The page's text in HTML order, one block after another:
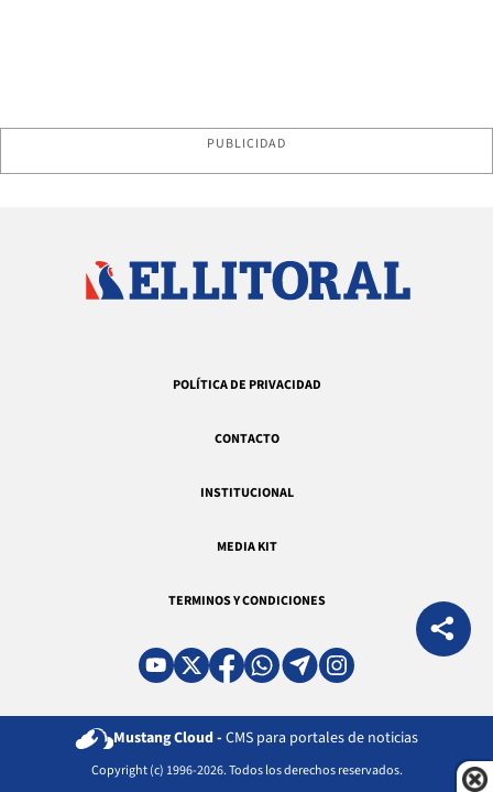
PUBLICIDAD
POLÍTICA DE PRIVACIDAD
CONTACTO
INSTITUCIONAL
MEDIA KIT
TERMINOS Y CONDICIONES
Mustang Cloud - CMS para portales de noticias
Copyright (c) 1996-2026. Todos los derechos reservados.